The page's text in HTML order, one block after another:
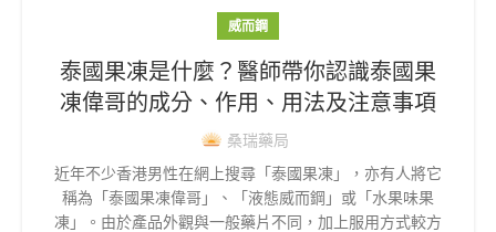
威而鋼
泰國果凍是什麼？醫師帶你認識泰國果
凍偉哥的成分、作用、用法及注意事項
桑瑞藥局
近年不少香港男性在網上搜尋「泰國果凍」，亦有人將它
稱為「泰國果凍偉哥」、「液態威而鋼」或「水果味果
凍」。由於產品外觀與一般藥片不同，加上服用方式較方